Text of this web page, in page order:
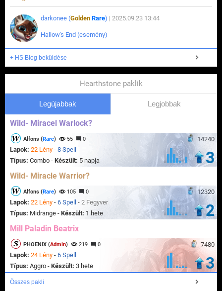
darkonee (Golden Rare) | 2025.09.23 13:44
Hallow's End (esemény)
+ HS Blog beküldése
Hearthstone paklik
Legújabbak Legjobbak
Wild- Miracel Warlock?
14240
Alfons (Rare) 55 0
Lapok: 22 Lény - 8 Spell
Típus: Combo - Készült: 5 napja 3
Wild- Miracle Warrior?
12320
Alfons (Rare) 105 0
Lapok: 22 Lény - 6 Spell - 2 Fegyver
Típus: Midrange - Készült: 1 hete 2
Mill Paladin Beatrix
7480
PHOENIX (Admin) 219 0
Lapok: 24 Lény - 6 Spell
Típus: Aggro - Készült: 3 hete 3
Összes pakli